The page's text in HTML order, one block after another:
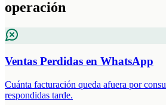
operación
Ventas Perdidas en WhatsApp
Cuánta facturación queda afuera por
respondidas tarde.